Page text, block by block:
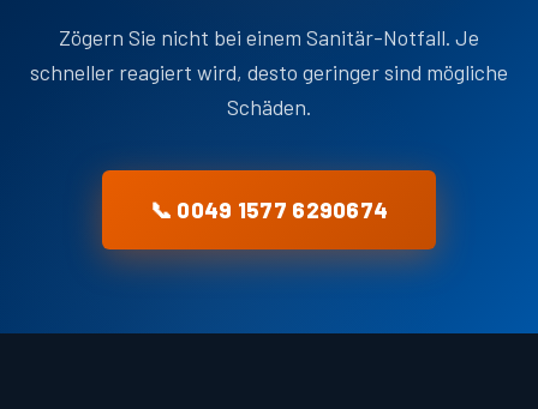
Zögern Sie nicht bei einem Sanitär-Notfall. Je
schneller reagiert wird, desto geringer sind mögliche
Schäden.
📞 0049 1577 6290674